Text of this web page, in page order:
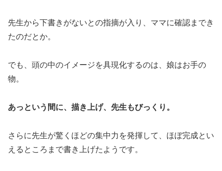
先生から下書きがないとの指摘が入り、ママに確認までき
たのだとか。
でも、頭の中のイメージを具現化するのは、娘はお手の
物。
あっという間に、描き上げ、先生もびっくり。
さらに先生が驚くほどの集中力を発揮して、ほぼ完成とい
えるところまで書き上げたようです。